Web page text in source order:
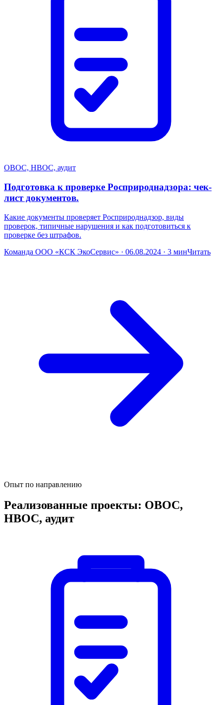
ОВОС, НВОС, аудит
Подготовка к проверке Росприроднадзора: чек-
лист документов.
Какие документы проверяет Росприроднадзор, виды
проверок, типичные нарушения и как подготовиться к
проверке без штрафов.
Команда ООО «КСК ЭкоСервис» · 06.08.2024 · 3 минЧитать
Опыт по направлению
Реализованные проекты: ОВОС,
НВОС, аудит